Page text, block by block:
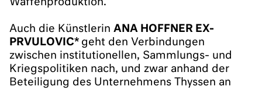
Waffenproduktion.
Auch die Künstlerin ANA HOFFNER EX-
PRVULOVIC* geht den Verbindungen
zwischen institutionellen, Sammlungs- und
Kriegspolitiken nach, und zwar anhand der
Beteiligung des Unternehmens Thyssen an